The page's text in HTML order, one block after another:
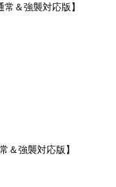
＆強襲対応版】
＆強襲対応版】